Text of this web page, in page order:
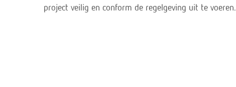
project veilig en conform de regelgeving uit te voeren.